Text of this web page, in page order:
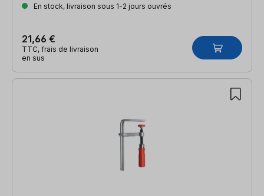
En stock, livraison sous 1-2 jours ouvrés
21,66 €
TTC, frais de livraison
en sus